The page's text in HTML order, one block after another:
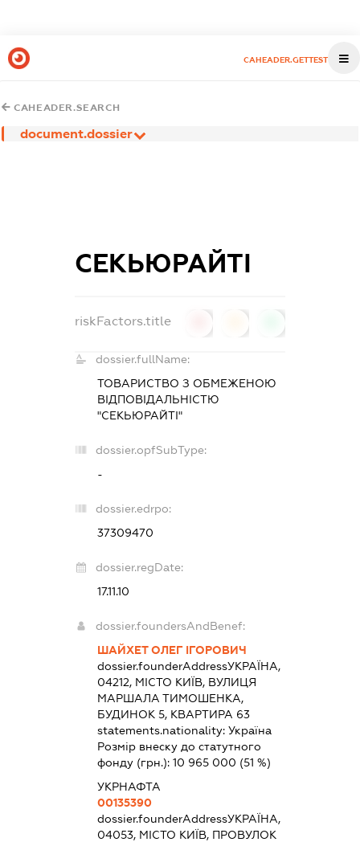
CAHEADER.GETTEST
CAHEADER.SEARCH
document.dossier
СЕКЬЮРАЙТІ
riskFactors.title
dossier.fullName:
ТОВАРИСТВО З ОБМЕЖЕНОЮ
ВІДПОВІДАЛЬНІСТЮ
"СЕКЬЮРАЙТІ"
dossier.opfSubType:
-
dossier.edrpo:
37309470
dossier.regDate:
17.11.10
dossier.foundersAndBenef:
ШАЙХЕТ ОЛЕГ ІГОРОВИЧ
dossier.founderAddressУКРАЇНА,
04212, МІСТО КИЇВ, ВУЛИЦЯ
МАРШАЛА ТИМОШЕНКА,
БУДИНОК 5, КВАРТИРА 63
statements.nationality: Україна
Розмір внеску до статутного
фонду (грн.): 10 965 000 (51 %)
УКРНАФТА
00135390
dossier.founderAddressУКРАЇНА,
04053, МІСТО КИЇВ, ПРОВУЛОК